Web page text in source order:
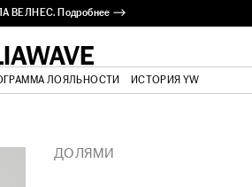
ВЕЛНЕС. Подробнее ⟶
ЛОЯЛЬНОСТИ ИСТОРИЯ YW
ДОЛЯМИ